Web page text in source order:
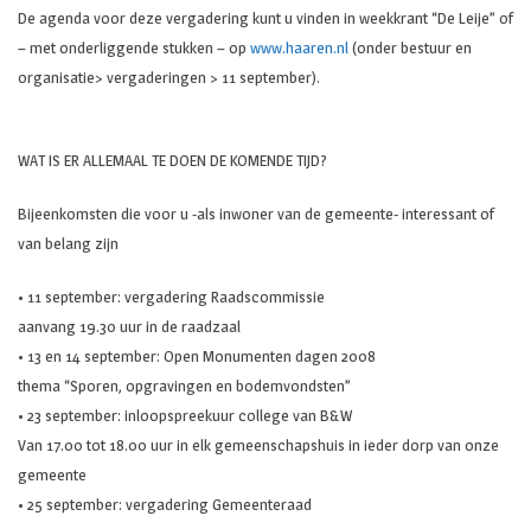
De agenda voor deze vergadering kunt u vinden in weekkrant “De Leije” of
– met onderliggende stukken – op www.haaren.nl (onder bestuur en
organisatie> vergaderingen > 11 september).
WAT IS ER ALLEMAAL TE DOEN DE KOMENDE TIJD?
Bijeenkomsten die voor u -als inwoner van de gemeente- interessant of
van belang zijn
• 11 september: vergadering Raadscommissie
aanvang 19.30 uur in de raadzaal
• 13 en 14 september: Open Monumenten dagen 2008
thema “Sporen, opgravingen en bodemvondsten”
• 23 september: inloopspreekuur college van B&W
Van 17.00 tot 18.00 uur in elk gemeenschapshuis in ieder dorp van onze
gemeente
• 25 september: vergadering Gemeenteraad